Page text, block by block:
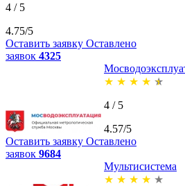
4 / 5
4.75/5
Оставить заявку Оставлено
заявок 4325
★ ★ ★ ★ ★
4 / 5
4.57/5
Оставить заявку Оставлено
заявок 9684
Мультисистема
★ ★ ★ ★ ★